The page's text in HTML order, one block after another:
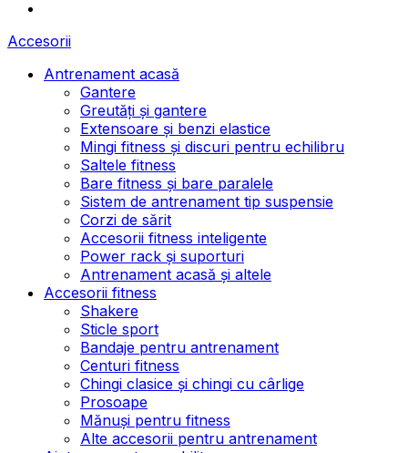
Accesorii
Antrenament acasă
Gantere
Greutăți și gantere
Extensoare și benzi elastice
Mingi fitness și discuri pentru echilibru
Saltele fitness
Bare fitness și bare paralele
Sistem de antrenament tip suspensie
Corzi de sărit
Accesorii fitness inteligente
Power rack și suporturi
Antrenament acasă și altele
Accesorii fitness
Shakere
Sticle sport
Bandaje pentru antrenament
Centuri fitness
Chingi clasice și chingi cu cârlige
Prosoape
Mănuși pentru fitness
Alte accesorii pentru antrenament